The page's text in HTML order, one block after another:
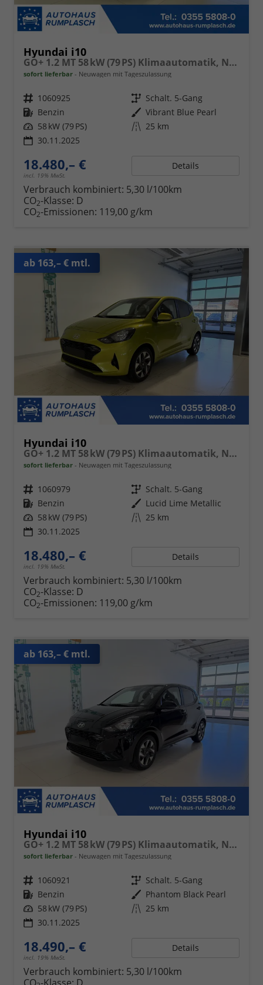
Hyundai i10
GO+ 1.2 MT 58 kW (79 PS) Klimaautomatik, Navigationssystem, Apple CarPlay & Android Auto, Sitzheizung, Lenkradheizung, Einparkhilfe hinten, Rückfahrkamera, Privacy Glass, 15" Leichtmetallfelgen, uvm.
sofort lieferbar Neuwagen mit Tageszulassung
Fahrzeugnr. 1060925 Getriebe Schalt. 5-Gang
Kraftstoff Benzin Außenfarbe Vibrant Blue Pearl
Leistung 58 kW (79 PS) Kilometerstand 25 km
30.11.2025
18.480,– €
incl. 19% MwSt.
Details
Verbrauch kombiniert: 5,30 l/100km
CO2-Klasse: D
CO2-Emissionen: 119,00 g/km
ab 163,– € mtl.
Hyundai i10
GO+ 1.2 MT 58 kW (79 PS) Klimaautomatik, Navigationssystem, Apple CarPlay & Android Auto, Sitzheizung, Lenkradheizung, Einparkhilfe hinten, Rückfahrkamera, Privacy Glass, 15" Leichtmetallfelgen, uvm.
sofort lieferbar Neuwagen mit Tageszulassung
Fahrzeugnr. 1060979 Getriebe Schalt. 5-Gang
Kraftstoff Benzin Außenfarbe Lucid Lime Metallic
Leistung 58 kW (79 PS) Kilometerstand 25 km
30.11.2025
18.480,– €
incl. 19% MwSt.
Details
Verbrauch kombiniert: 5,30 l/100km
CO2-Klasse: D
CO2-Emissionen: 119,00 g/km
ab 163,– € mtl.
Hyundai i10
GO+ 1.2 MT 58 kW (79 PS) Klimaautomatik, Navigationssystem, Apple CarPlay & Android Auto, Sitzheizung, Lenkradheizung, Einparkhilfe hinten, Rückfahrkamera, Privacy Glass, 15" Leichtmetallfelgen, uvm.
sofort lieferbar Neuwagen mit Tageszulassung
Fahrzeugnr. 1060921 Getriebe Schalt. 5-Gang
Kraftstoff Benzin Außenfarbe Phantom Black Pearl
Leistung 58 kW (79 PS) Kilometerstand 25 km
30.11.2025
18.490,– €
incl. 19% MwSt.
Details
Verbrauch kombiniert: 5,30 l/100km